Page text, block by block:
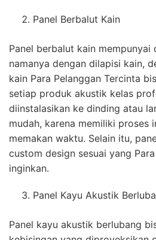
Panel Berbalut Kain
Panel berbalut kain mempunyai
namanya dengan dilapisi kain,
kain Para Pelanggan Tercinta
setiap produk akustik kelas
diinstalasikan ke dinding atau
mudah, karena memiliki proses
memakan waktu. Selain itu,
custom design sesuai yang
inginkan.
Panel Kayu Akustik
Panel kayu akustik berlubang